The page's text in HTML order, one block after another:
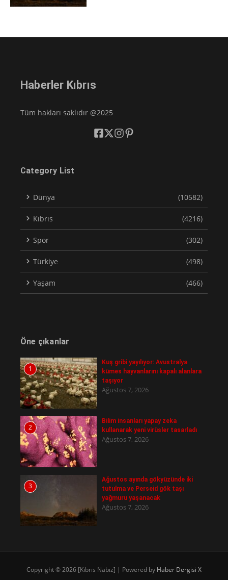
Haberler Kıbrıs
Tüm hakları saklıdır @2025
Category List
Dünya (10582)
Kıbrıs (4216)
Spor (302)
Türkiye (498)
Yaşam (466)
Öne çıkanlar
1
Kuş gribi yayılıyor: Avustralya
kümes hayvanlarını kapalı alanlara
taşıyor
Ağustos 7, 2026
2
Bilim insanları yapay zeka
kullanarak yeni virüsler tasarladı
Ağustos 7, 2026
3
Ağustos ayında gökyüzünde iki
tutulma ve Perseid gök taşı
yağmuru yaşanacak
Ağustos 7, 2026
Copyright © 2026 [Kıbrıs Nabız] | Powered by Haber Dergisi X